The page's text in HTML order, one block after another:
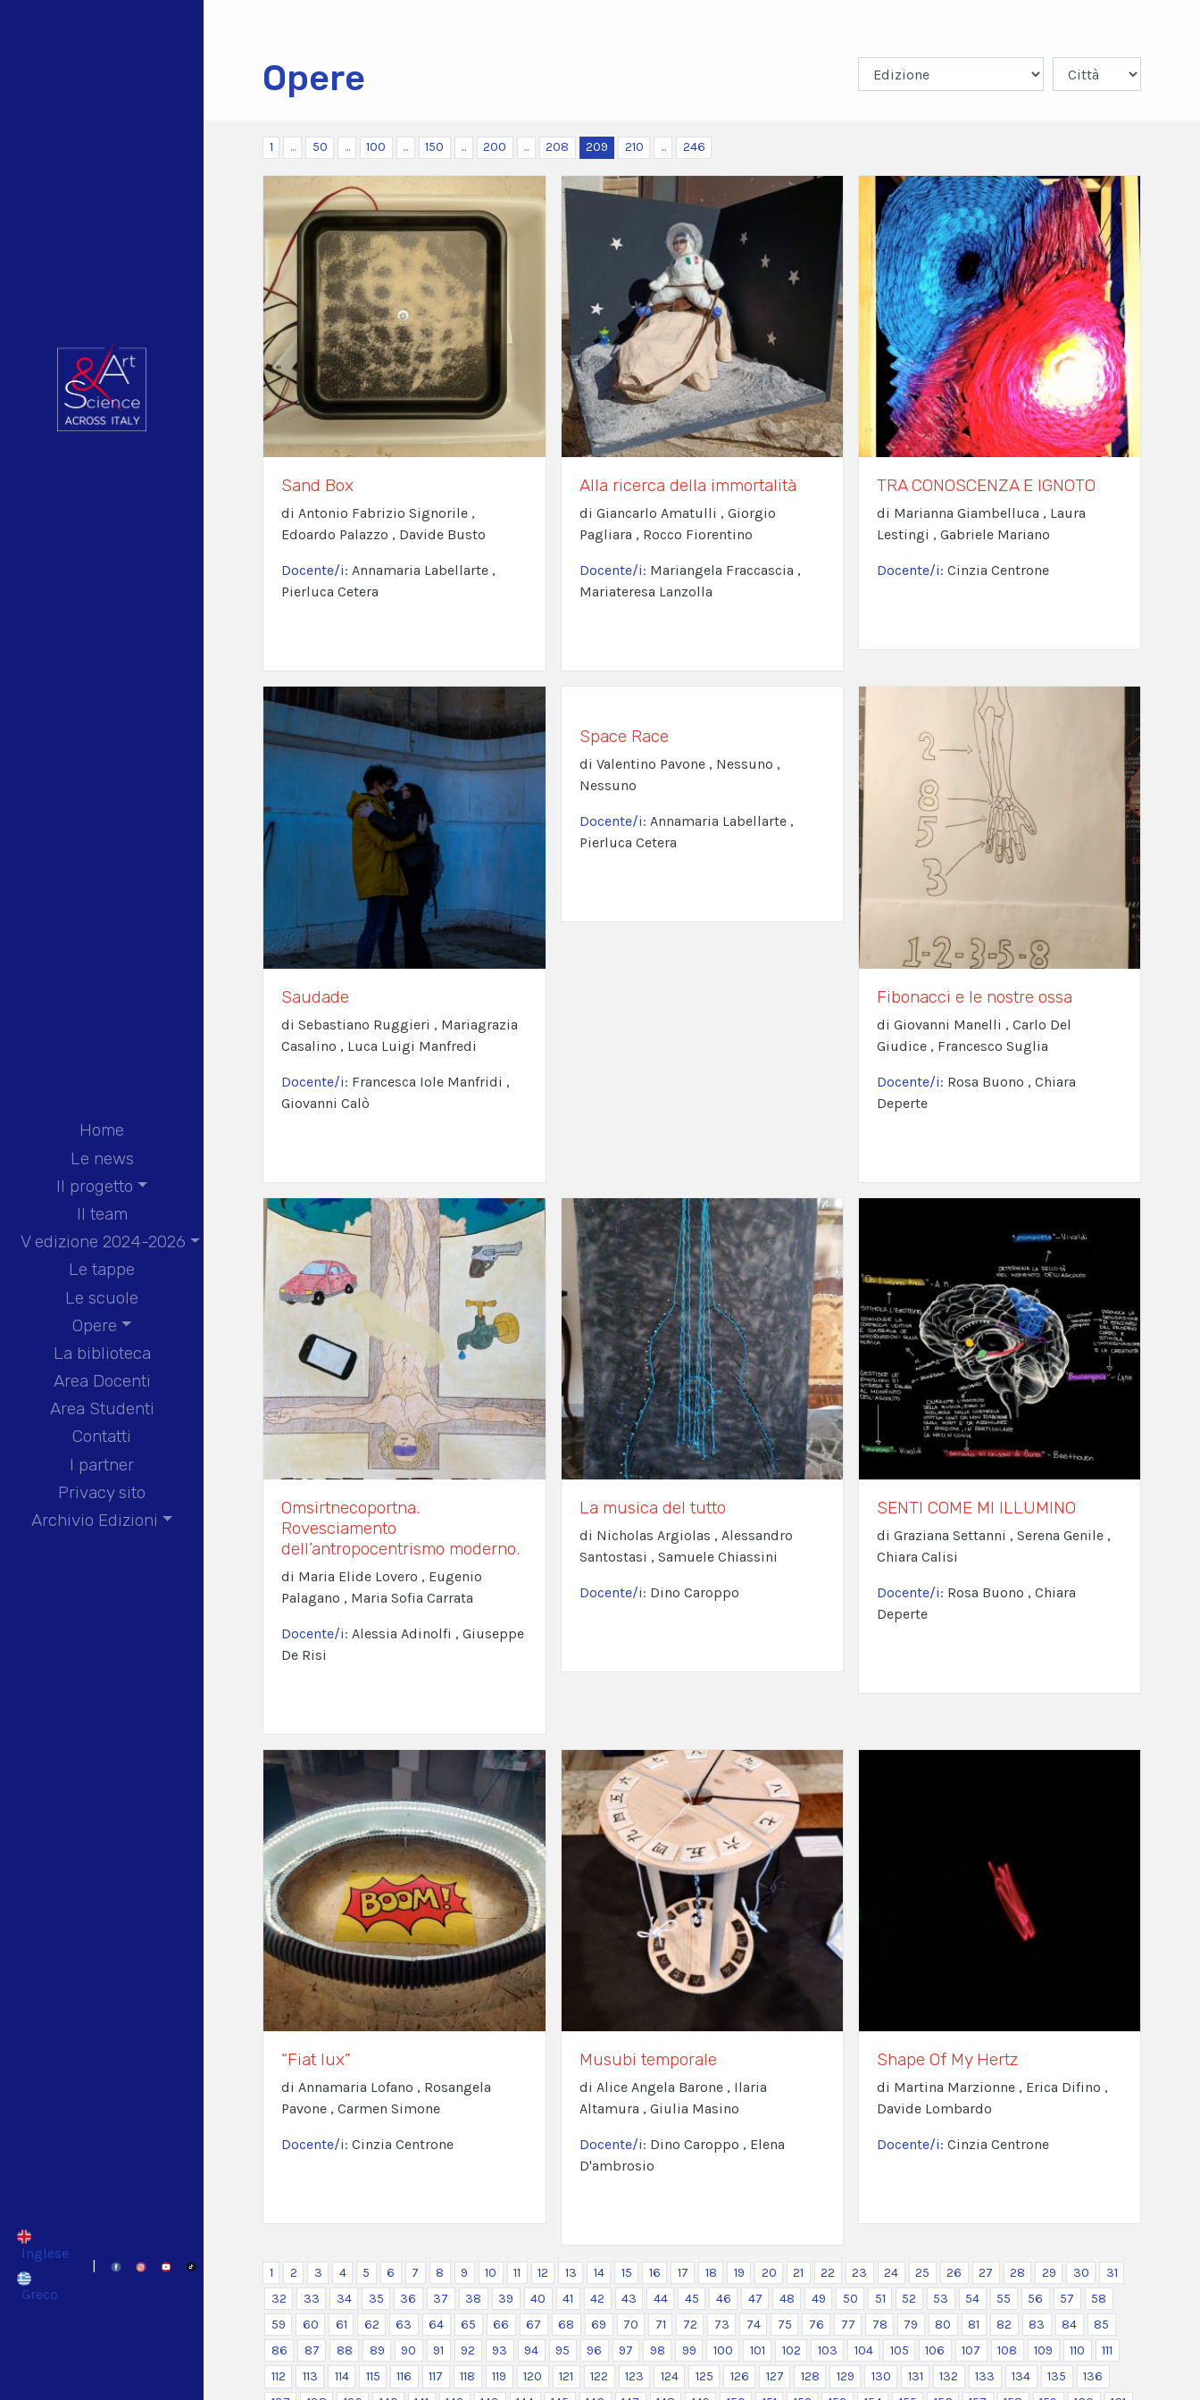
Home
Le news
Il progetto
Il team
V edizione 2024-2026
Le tappe
Le scuole
Opere
La biblioteca
Area Docenti
Area Studenti
Contatti
I partner
Privacy sito
Archivio Edizioni
Inglese
Greco
|
Opere
1 ... 50 ... 100 ... 150 ... 200 ... 208 209 210 ... 246
Sand Box
di Antonio Fabrizio Signorile ,
Edoardo Palazzo , Davide Busto
Docente/i:Annamaria Labellarte ,
Pierluca Cetera
Alla ricerca della immortalità
di Giancarlo Amatulli , Giorgio
Pagliara , Rocco Fiorentino
Docente/i: Mariangela Fraccascia ,
Mariateresa Lanzolla
TRA CONOSCENZA E IGNOTO
di Marianna Giambelluca , Laura
Lestingi , Gabriele Mariano
Docente/i: Cinzia Centrone
Saudade
di Sebastiano Ruggieri , Mariagrazia
Casalino , Luca Luigi Manfredi
Docente/i: Francesca Iole Manfridi ,
Giovanni Calò
Space Race
di Valentino Pavone , Nessuno ,
Nessuno
Docente/i: Annamaria Labellarte ,
Pierluca Cetera
Fibonacci e le nostre ossa
di Giovanni Manelli , Carlo Del
Giudice , Francesco Suglia
Docente/i: Rosa Buono , Chiara
Deperte
Omsirtnecoportna.
Rovesciamento
dell’antropocentrismo moderno.
di Maria Elide Lovero , Eugenio
Palagano , Maria Sofia Carrata
Docente/i:Alessia Adinolfi , Giuseppe
De Risi
La musica del tutto
di Nicholas Argiolas , Alessandro
Santostasi , Samuele Chiassini
Docente/i: Dino Caroppo
SENTI COME MI ILLUMINO
di Graziana Settanni , Serena Genile ,
Chiara Calisi
Docente/i: Rosa Buono , Chiara
Deperte
“Fiat lux”
di Annamaria Lofano , Rosangela
Pavone , Carmen Simone
Docente/i:Cinzia Centrone
Musubi temporale
di Alice Angela Barone , Ilaria
Altamura , Giulia Masino
Docente/i: Dino Caroppo , Elena
D'ambrosio
Shape Of My Hertz
di Martina Marzionne , Erica Difino ,
Davide Lombardo
Docente/i: Cinzia Centrone
1 2 3 4 5 6 7 8 9 10 11 12 13 14 15 16 17 18 19 20 21 22 23 24 25 26 27 28 29 30
31
32
33 34 35 36 37 38 39 40 41 42 43 44 45 46 47 48 49 50 51 52 53 54 55 56 57
58
59
60 61 62 63 64 65 66 67 68 69 70 71 72 73 74 75 76 77 78 79 80 81 82 83 84
85
86
87 88 89 90 91 92 93 94 95 96 97 98 99 100 101 102 103 104 105 106 107 108 109 110
111
112
113 114 115 116 117 118 119 120 121 122 123 124 125 126 127 128 129 130 131 132 133 134 135
136